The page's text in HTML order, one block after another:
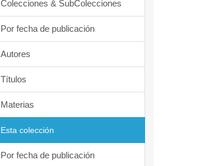
Colecciones & SubColecciones
Por fecha de publicación
Autores
Títulos
Materias
Esta colección
Por fecha de publicación